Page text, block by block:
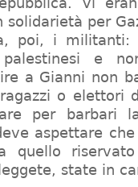
per
poi, i militanti:
e
a Gianni non
o elettori
per barbari
aspettare
quello
state in